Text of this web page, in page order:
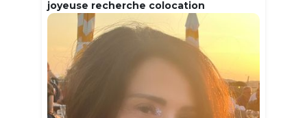
joyeuse recherche colocation